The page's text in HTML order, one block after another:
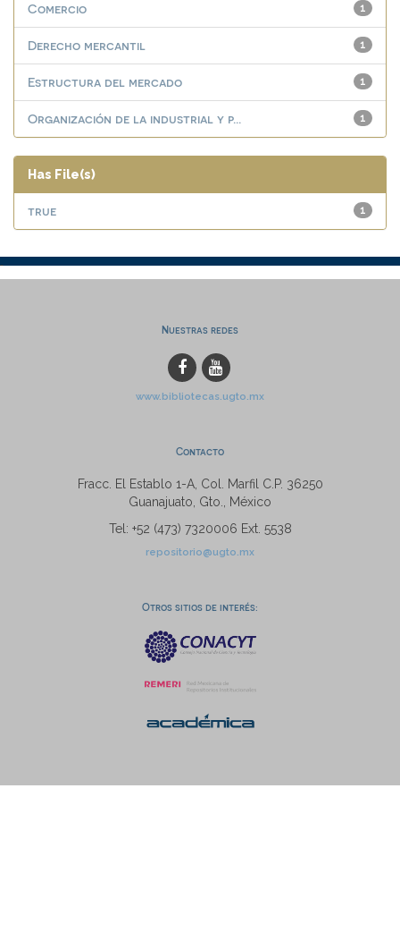
1
Comercio
1
Derecho mercantil
1
Estructura del mercado
1
Organización de la industrial y p...
Has File(s)
1
true
Nuestras redes
www.bibliotecas.ugto.mx
Contacto
Fracc. El Establo 1-A, Col. Marfil C.P. 36250
Guanajuato, Gto., México
Tel: +52 (473) 7320006 Ext. 5538
repositorio@ugto.mx
Otros sitios de interés: